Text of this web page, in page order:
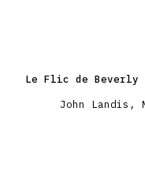
Le Flic de
John Landis,